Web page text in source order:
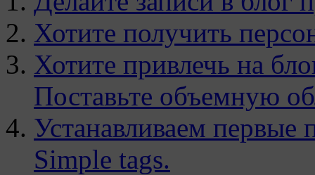
Хотите получить
Хотите привлечь на
Поставьте объемную
Устанавливаем первые
Simple tags.